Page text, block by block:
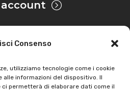
Consenso
utilizziamo tecnologie come i cookie
alle informazioni del dispositivo. Il
permetterà di elaborare dati come il
& Cookie